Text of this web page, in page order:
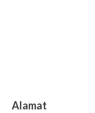
Alamat